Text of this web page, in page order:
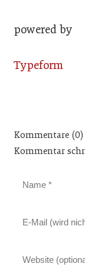
powered by
Typeform
Kommentare (0)
Kommentar